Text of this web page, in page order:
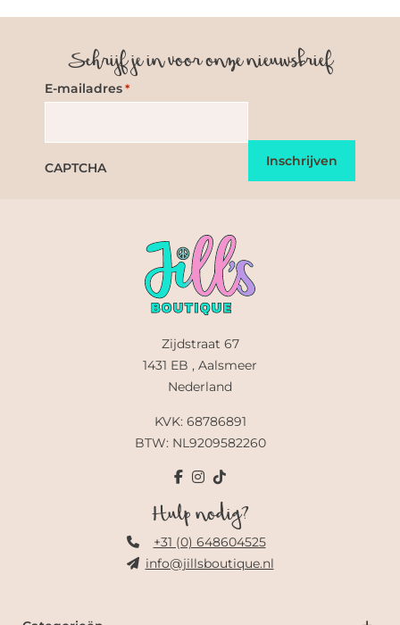
Schrijf je in voor onze nieuwsbrief
E-mailadres *
CAPTCHA
Zijdstraat 67
1431 EB , Aalsmeer
Nederland
KVK: 68786891
BTW: NL9209582260
Hulp nodig?
+31 (0) 648604525
info@jillsboutique.nl